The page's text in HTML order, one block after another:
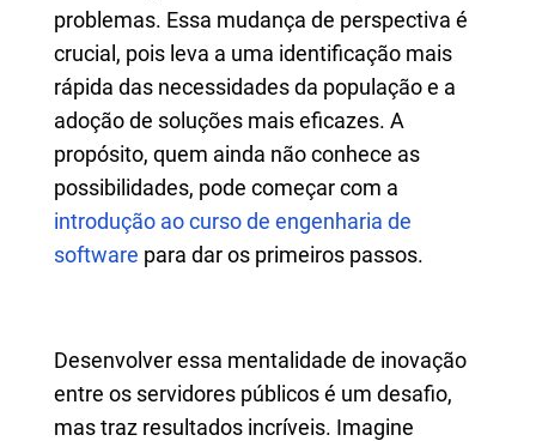
problemas. Essa mudança de perspectiva é
crucial, pois leva a uma identificação mais
rápida das necessidades da população e a
adoção de soluções mais eficazes. A
propósito, quem ainda não conhece as
possibilidades, pode começar com a
introdução ao curso de engenharia de
software para dar os primeiros passos.
Desenvolver essa mentalidade de inovação
entre os servidores públicos é um desafio,
mas traz resultados incríveis. Imagine